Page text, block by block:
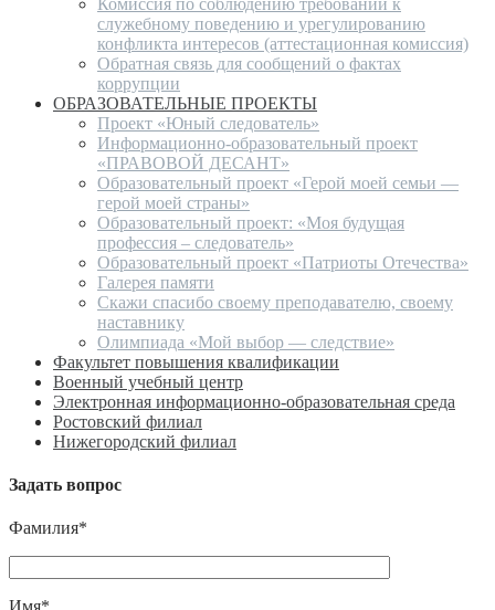
служебному поведению и урегулированию
конфликта интересов (аттестационная комиссия)
Обратная связь для сообщений о фактах
коррупции
ОБРАЗОВАТЕЛЬНЫЕ ПРОЕКТЫ
Проект «Юный следователь»
Информационно-образовательный проект
«ПРАВОВОЙ ДЕСАНТ»
Образовательный проект «Герой моей семьи —
герой моей страны»
Образовательный проект: «Моя будущая
профессия – следователь»
Образовательный проект «Патриоты Отечества»
Галерея памяти
Скажи спасибо своему преподавателю, своему
наставнику
Олимпиада «Мой выбор — следствие»
Факультет повышения квалификации
Военный учебный центр
Электронная информационно-образовательная среда
Ростовский филиал
Нижегородский филиал
Задать вопрос
Фамилия*